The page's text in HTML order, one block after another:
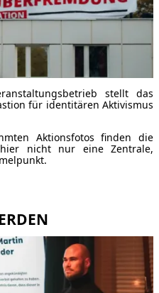
stellt das
für identitären Aktivismus
Aktionsfotos finden die
hier nicht nur eine Zentrale,